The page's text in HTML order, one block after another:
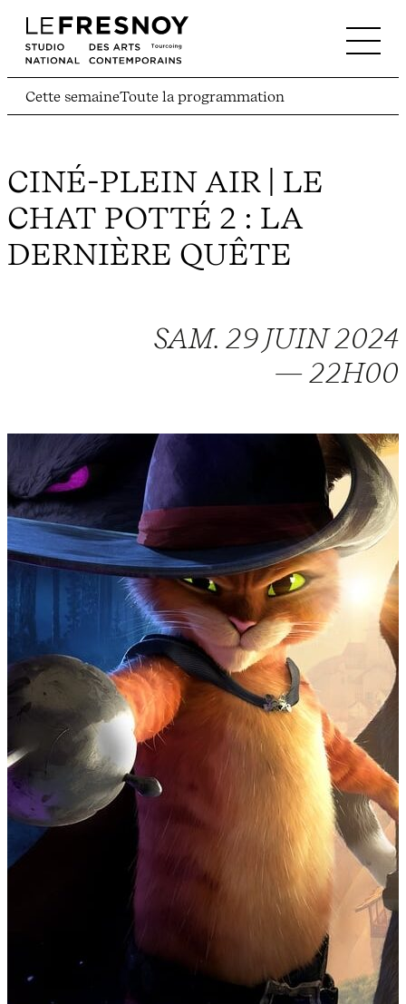
Cette semaineToute la programmation
CINÉ-PLEIN AIR | LE
CHAT POTTÉ 2 : LA
DERNIÈRE QUÊTE
SAM. 29 JUIN 2024
— 22H00